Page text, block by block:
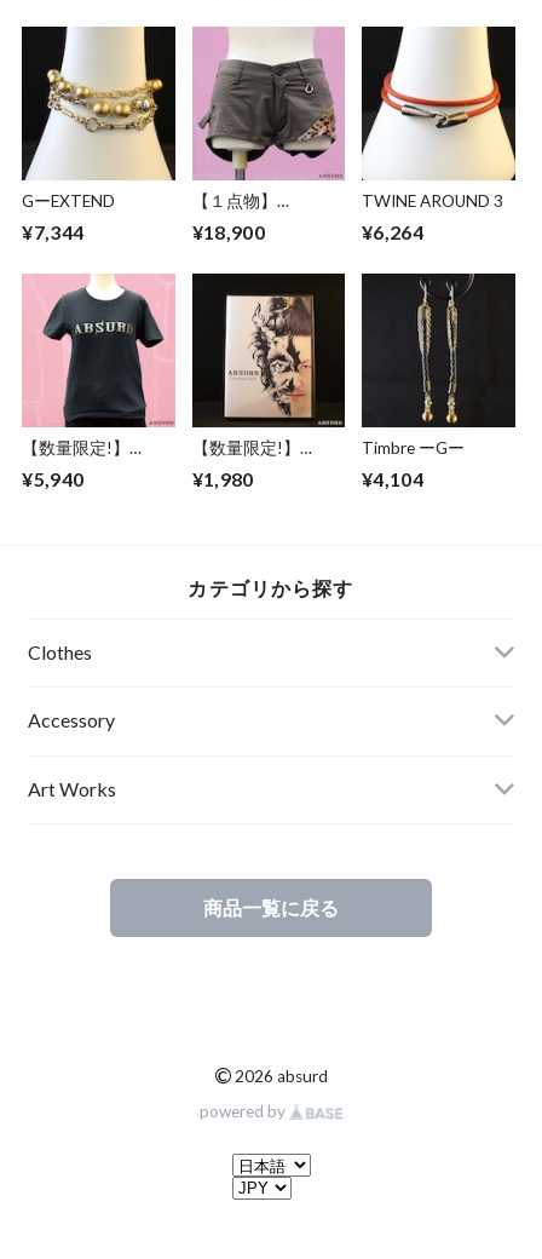
GーEXTEND
¥7,344
【１点物】
パンツ レディース
FLASH BACK（豹）
¥18,900
TWINE AROUND 3
¥6,264
【数量限定!】
オリジナルプリント
¥5,940
【数量限定!】
Collection2014 （復
¥1,980
Timbre ーGー
¥4,104
カテゴリから探す
Clothes
Mens
Ladies
Accessory
Art Works
商品一覧に戻る
© 2026 absurd
powered by